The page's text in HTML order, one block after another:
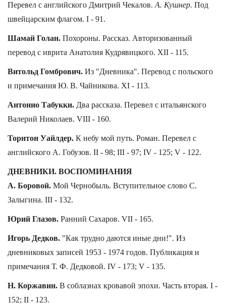
Перевел с английского Дмитрий Чекалов. А. Кушнер. Под
швейцарским флагом. I - 91.
Шамай Голан. Похороны. Рассказ. Авторизованный
перевод с иврита Анатолия Кудрявицкого. XII - 115.
Витольд Гомбрович. Из "Дневника". Перевод с польского
и примечания Ю. В. Чайникова. XI - 113.
Антонио Табукки. Два рассказа. Перевел с итальянского
Валерий Николаев. VIII - 160.
Торнтон Уайлдер. К небу мой путь. Роман. Перевел с
английского А. Гобузов. II - 98; III - 97; IV - 125; V - 122.
ДНЕВНИКИ. ВОСПОМИНАНИЯ
А. Боровой. Мой Чернобыль. Вступительное слово С.
Залыгина. III - 132.
Юрий Глазов. Ранний Сахаров. VII - 165.
Игорь Дедков. "Как трудно даются иные дни!". Из
дневниковых записей 1953 - 1974 годов. Публикация и
примечания Т. Ф. Дедковой. IV - 173; V - 135.
Н. Коржавин. В соблазнах кровавой эпохи. Часть вторая. I -
152; II - 123.